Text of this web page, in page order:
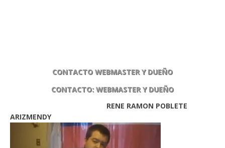
CONTACTO WEBMASTER Y DUEÑO
CONTACTO: WEBMASTER Y DUEÑO
RENE RAMON POBLETE
ARIZMENDY